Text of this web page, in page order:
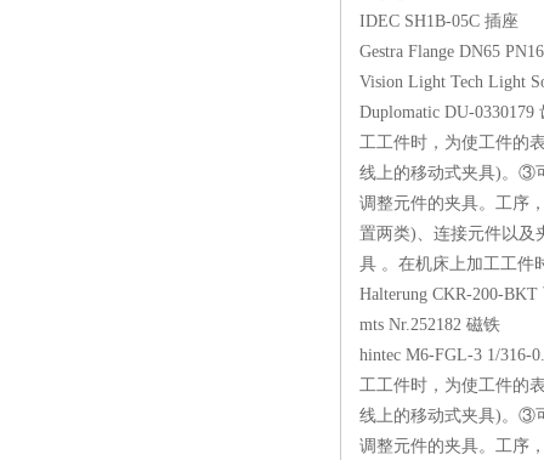
IDEC SH1B-05C
Gestra Flange
Vision Light Tech
Duplomatic DU-
工工件时，为使工件的
线上的移动式夹具)。③
调整元件的夹具。工序
置两类)、连接元件以及
具 。在机床上加工工件
Halterung CKR-
mts Nr.252182 磁
hintec M6-FGL-3 1/
工工件时，为使工件的
线上的移动式夹具)。③
调整元件的夹具。工序